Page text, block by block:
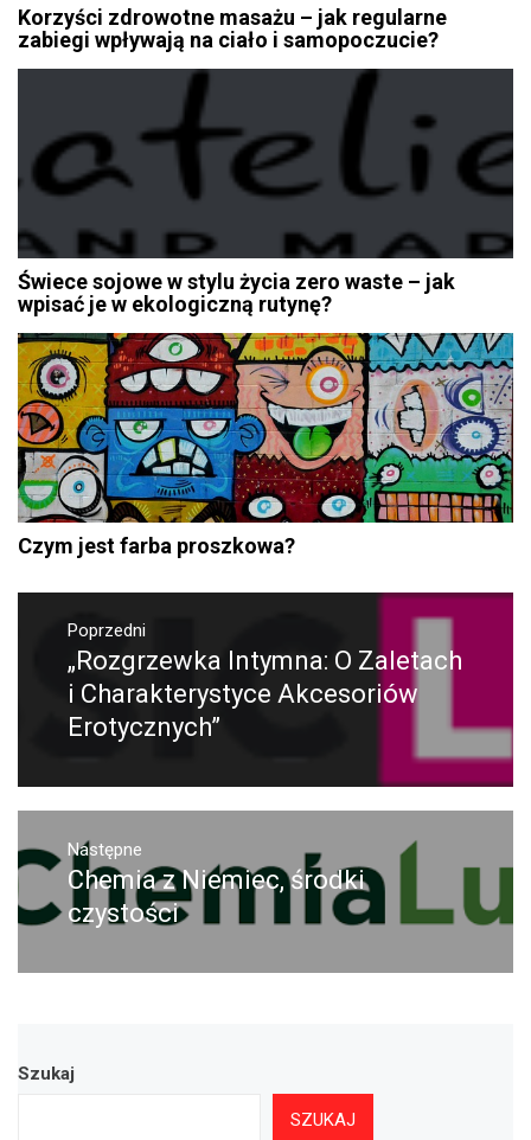
Korzyści zdrowotne masażu – jak regularne
zabiegi wpływają na ciało i samopoczucie?
Świece sojowe w stylu życia zero waste – jak
wpisać je w ekologiczną rutynę?
Czym jest farba proszkowa?
Nawigacja
wpisuPoprzedni
Poprzedni
wpis:
„Rozgrzewka Intymna: O Zaletach
i Charakterystyce Akcesoriów
Erotycznych”
Następne
Następny
post:
Chemia z Niemiec, środki
czystości
Szukaj
SZUKAJ